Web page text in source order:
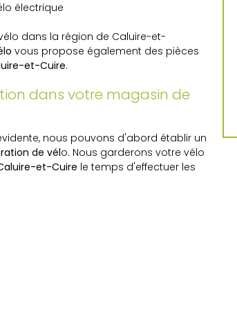
électrique
dans la région de Caluire-et-
vous propose également des pièces
et-Cuire.
dans votre magasin de
nous pouvons d'abord établir un
de vélo. Nous garderons votre vélo
et-Cuire le temps d'effectuer les